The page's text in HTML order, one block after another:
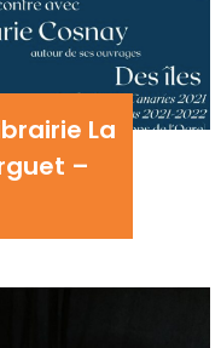
La
–